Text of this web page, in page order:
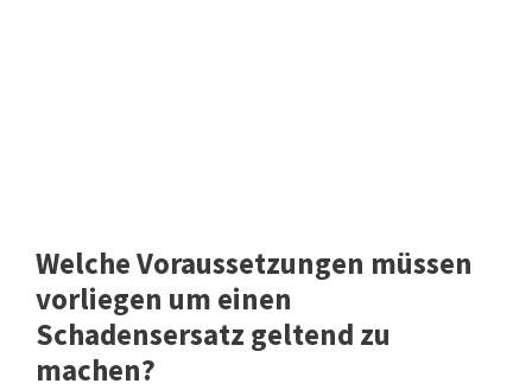
Welche Voraussetzungen müssen
vorliegen um einen
Schadensersatz geltend zu
machen?